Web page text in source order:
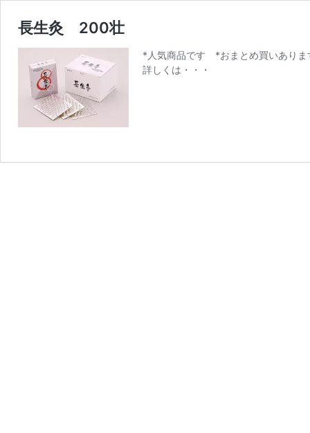
長生灸 200壮
*人気商品です *おまとめ買いありま
詳しくは・・・